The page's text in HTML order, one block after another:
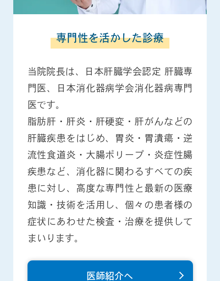
専門性を活かした診療
当院院長は、日本肝臓学会認定 肝臓専
門医、日本消化器病学会消化器病専門
医です。
脂肪肝・肝炎・肝硬変・肝がんなどの
肝臓疾患をはじめ、胃炎・胃潰瘍・逆
流性食道炎・大腸ポリープ・炎症性腸
疾患など、消化器に関わるすべての疾
患に対し、高度な専門性と最新の医療
知識・技術を活用し、個々の患者様の
症状にあわせた検査・治療を提供して
まいります。
医師紹介へ